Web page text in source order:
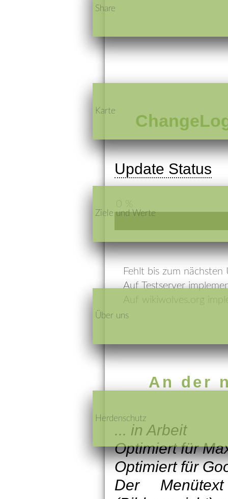
Share
Karte
Ziele und Werte
Über uns
Herdenschutz
Update Status
0 %
Fehlt bis zum nächsten
Auf Testserver
Auf wikiwolves.org
An der
... in Arbeit
Optimiert für
Optimiert für
Der